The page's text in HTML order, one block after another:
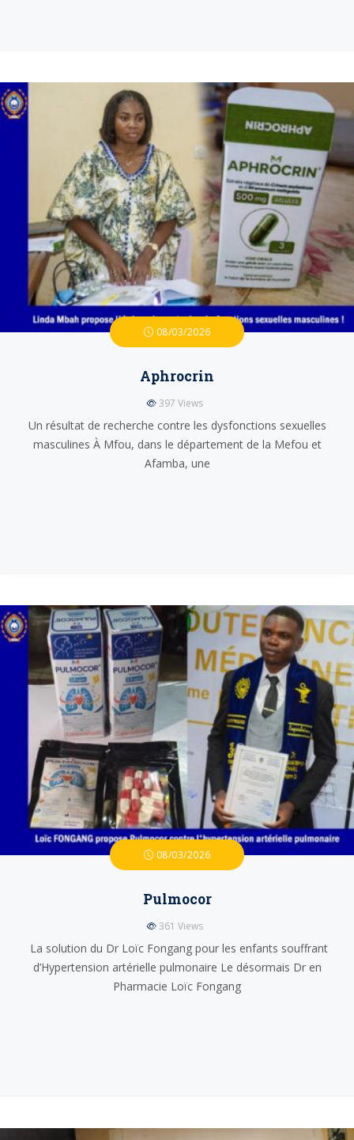
08/03/2026
Aphrocrin
397 Views
Un résultat de recherche contre les dysfonctions sexuelles
masculines À Mfou, dans le département de la Mefou et
Afamba, une
08/03/2026
Pulmocor
361 Views
La solution du Dr Loïc Fongang pour les enfants souffrant
d’Hypertension artérielle pulmonaire Le désormais Dr en
Pharmacie Loïc Fongang